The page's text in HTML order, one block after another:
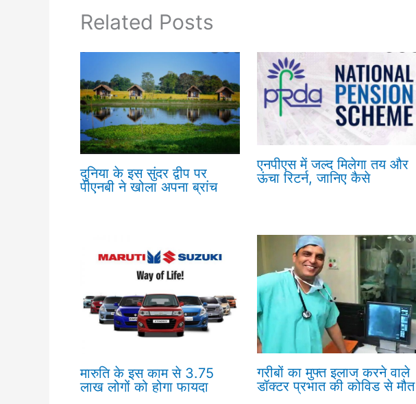
Related Posts
दुनिया के इस सुंदर द्वीप पर
पीएनबी ने खोला अपना ब्रांच
एनपीएस में जल्द मिलेगा तय और
ऊंचा रिटर्न, जानिए कैसे
मारुति के इस काम से 3.75
लाख लोगों को होगा फायदा
गरीबों का मुफ्त इलाज करने वाले
डॉक्टर प्रभात की कोविड से मौत